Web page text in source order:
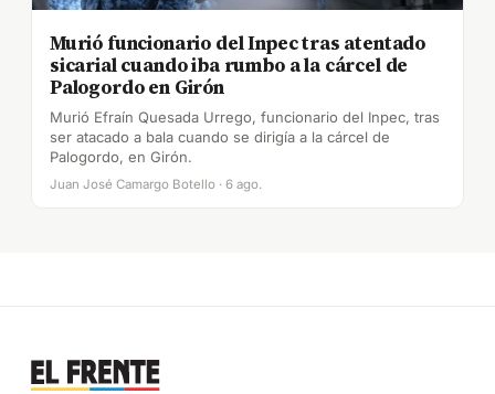
Murió funcionario del Inpec tras atentado
sicarial cuando iba rumbo a la cárcel de
Palogordo en Girón
Murió Efraín Quesada Urrego, funcionario del Inpec, tras
ser atacado a bala cuando se dirigía a la cárcel de
Palogordo, en Girón.
Juan José Camargo Botello · 6 ago.